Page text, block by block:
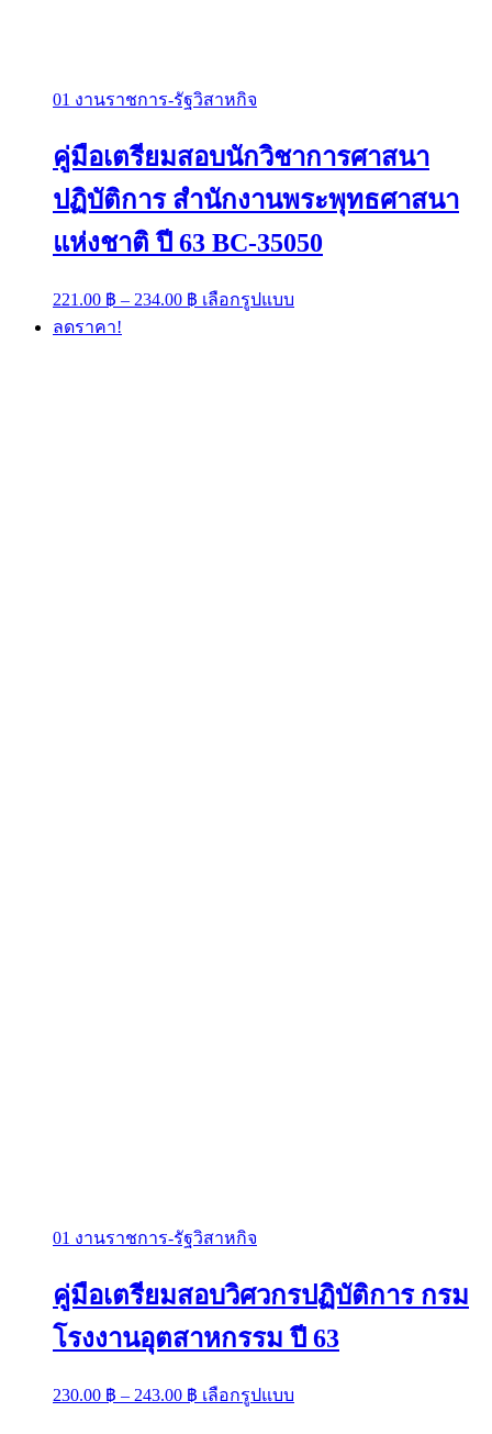
01 งานราชการ-รัฐวิสาหกิจ
คู่มือเตรียมสอบนักวิชาการศาสนา
ปฏิบัติการ สำนักงานพระพุทธศาสนา
แห่งชาติ ปี 63 BC-35050
221.00 ฿ – 234.00 ฿ Price
range:
เลือกรูปแบบ
product
ลดราคา!
01 งานราชการ-รัฐวิสาหกิจ
คู่มือเตรียมสอบวิศวกรปฏิบัติการ กรม
โรงงานอุตสาหกรรม ปี 63
230.00 ฿ – 243.00 ฿ Price
range:
เลือกรูปแบบ
product